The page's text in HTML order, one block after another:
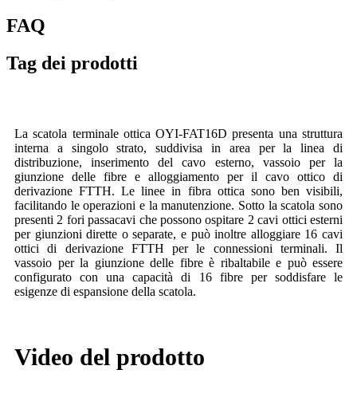
FAQ
Tag dei prodotti
La scatola terminale ottica OYI-FAT16D presenta una struttura
interna a singolo strato, suddivisa in area per la linea di
distribuzione, inserimento del cavo esterno, vassoio per la
giunzione delle fibre e alloggiamento per il cavo ottico di
derivazione FTTH. Le linee in fibra ottica sono ben visibili,
facilitando le operazioni e la manutenzione. Sotto la scatola sono
presenti 2 fori passacavi che possono ospitare 2 cavi ottici esterni
per giunzioni dirette o separate, e può inoltre alloggiare 16 cavi
ottici di derivazione FTTH per le connessioni terminali. Il
vassoio per la giunzione delle fibre è ribaltabile e può essere
configurato con una capacità di 16 fibre per soddisfare le
esigenze di espansione della scatola.
Video del prodotto